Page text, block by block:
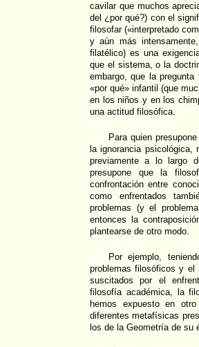
cavilar que muchos
del ¿por qué?) con el
filosofar («interpretado
y aún más
filatélico) es una
que el sistema, o la
embargo, que la
«por qué» infantil (que
en los niños y en los
una actitud filosófica.
Para quien
la ignorancia
previamente a lo largo
presupone que la
confrontación entre
como enfrentados
problemas (y el
entonces la
plantearse de otro modo.
Por ejemplo,
problemas filosóficos y el
suscitados por el
filosofía académica, la
hemos expuesto en
diferentes metafísicas
los de la Geometría de su